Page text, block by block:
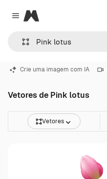
Close menu
Magnific
Crie uma imagem com IA
Vetores de Pink lotus
Vetores